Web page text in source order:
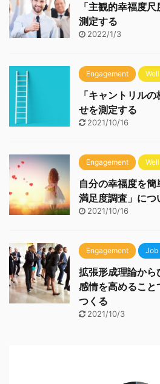
「主観的幸福度
測定する
2022/1/3
Engagement
「キャントリル
せを測定する
2021/10/16
Engagement
自分の幸福度を
満足度調査」につ
2021/10/16
Engagement Job
拡張形成理論か
感情を高めるこ
つくる
2021/10/3